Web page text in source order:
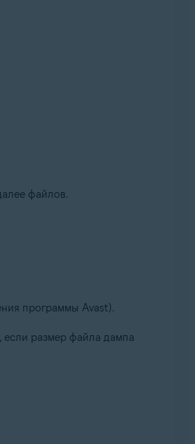
файлов.
программы Avast).
размер файла дампа